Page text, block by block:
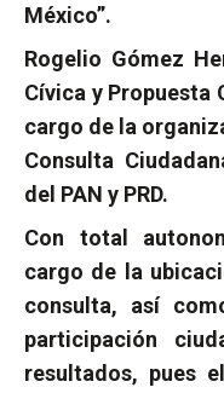
México”.
Rogelio Gómez
Cívica y Propuesta
cargo de la
Consulta
del PAN y PRD.
Con total
cargo de la
consulta, así
participación
resultados, pues